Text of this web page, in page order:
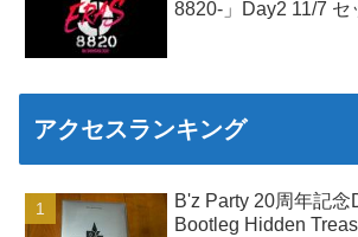
8820-」Day2 11/7 セ
アクセスランキング
B'z Party 20周年記念
Bootleg Hidden